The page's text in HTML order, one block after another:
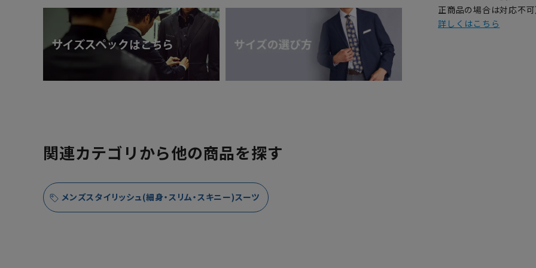
正商品の場合は対応不
詳しくはこちら
関連カテゴリから他の商品を探す
メンズスタイリッシュ(細身・スリム・スキニー)スーツ